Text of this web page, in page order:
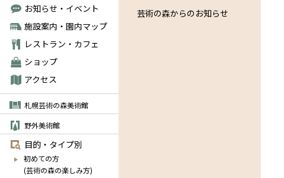
お知らせ・イベント
芸術の森からのお知らせ
施設案内・園内マップ
レストラン・カフェ
ショップ
アクセス
札幌芸術の森美術館
野外美術館
目的・タイプ別
初めての方
(芸術の森の楽しみ方)